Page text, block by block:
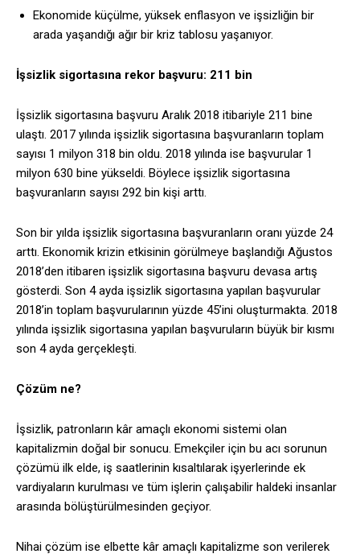
Ekonomide küçülme, yüksek enflasyon ve işsizliğin bir
arada yaşandığı ağır bir kriz tablosu yaşanıyor.
İşsizlik sigortasına rekor başvuru: 211 bin
İşsizlik sigortasına başvuru Aralık 2018 itibariyle 211 bine
ulaştı. 2017 yılında işsizlik sigortasına başvuranların toplam
sayısı 1 milyon 318 bin oldu. 2018 yılında ise başvurular 1
milyon 630 bine yükseldi. Böylece işsizlik sigortasına
başvuranların sayısı 292 bin kişi arttı.
Son bir yılda işsizlik sigortasına başvuranların oranı yüzde 24
arttı. Ekonomik krizin etkisinin görülmeye başlandığı Ağustos
2018’den itibaren işsizlik sigortasına başvuru devasa artış
gösterdi. Son 4 ayda işsizlik sigortasına yapılan başvurular
2018’in toplam başvurularının yüzde 45’ini oluşturmakta. 2018
yılında işsizlik sigortasına yapılan başvuruların büyük bir kısmı
son 4 ayda gerçekleşti.
Çözüm ne?
İşsizlik, patronların kâr amaçlı ekonomi sistemi olan
kapitalizmin doğal bir sonucu. Emekçiler için bu acı sorunun
çözümü ilk elde, iş saatlerinin kısaltılarak işyerlerinde ek
vardiyaların kurulması ve tüm işlerin çalışabilir haldeki insanlar
arasında bölüştürülmesinden geçiyor.
Nihai çözüm ise elbette kâr amaçlı kapitalizme son verilerek